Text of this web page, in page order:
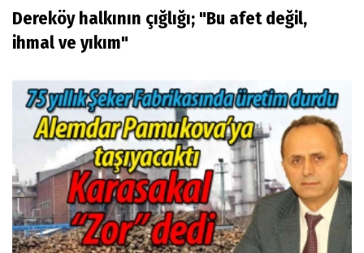
Dereköy halkının çığlığı; "Bu afet değil,
ihmal ve yıkım"